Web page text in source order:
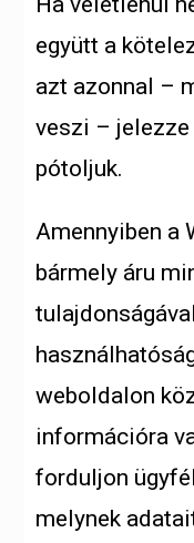
együtt a
azt azonnal –
veszi –
pótoljuk.
Amennyiben a
bármely áru
weboldalon
információra
forduljon
melynek